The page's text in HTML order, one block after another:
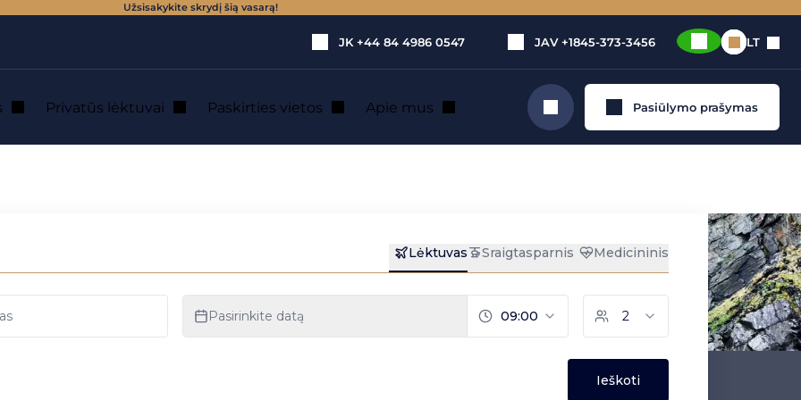
Užsisakykite skrydį šią vasarą!
JK +44 84 4986 0547 JAV +1845-373-3456 LT
Privatūs lėktuvai Paskirties vietos Apie mus Ieškoti Pasiūlymo prašymas